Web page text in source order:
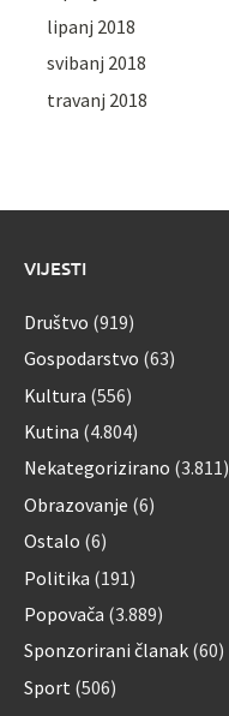
lipanj 2018
svibanj 2018
travanj 2018
VIJESTI
Društvo (919)
Gospodarstvo (63)
Kultura (556)
Kutina (4.804)
Nekategorizirano (3.811)
Obrazovanje (6)
Ostalo (6)
Politika (191)
Popovača (3.889)
Sponzorirani članak (60)
Sport (506)